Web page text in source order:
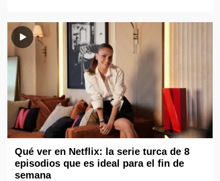
Qué ver en Netflix: la serie turca de 8
episodios que es ideal para el fin de
semana